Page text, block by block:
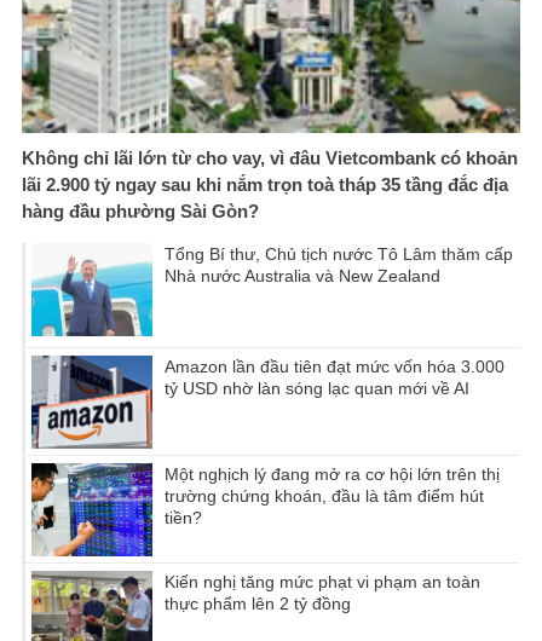
Không chỉ lãi lớn từ cho vay, vì đâu Vietcombank có khoản
lãi 2.900 tỷ ngay sau khi nắm trọn toà tháp 35 tầng đắc địa
hàng đầu phường Sài Gòn?
Tổng Bí thư, Chủ tịch nước Tô Lâm thăm cấp
Nhà nước Australia và New Zealand
Amazon lần đầu tiên đạt mức vốn hóa 3.000
tỷ USD nhờ làn sóng lạc quan mới về AI
Một nghịch lý đang mở ra cơ hội lớn trên thị
trường chứng khoán, đầu là tâm điểm hút
tiền?
Kiến nghị tăng mức phạt vi phạm an toàn
thực phẩm lên 2 tỷ đồng